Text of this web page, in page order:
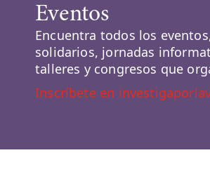
Eventos
Encuentra todos los
solidarios, jornadas
talleres y congresos que
Inscríbete en